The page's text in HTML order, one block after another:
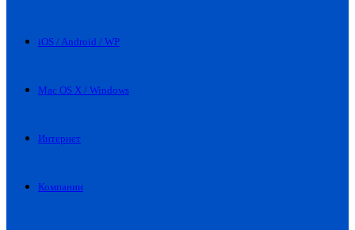
iOS / Android / WP
Mac OS X / Windows
Интернет
Компании